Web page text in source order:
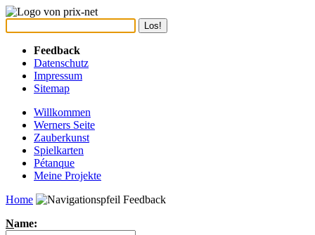
Feedback
Datenschutz
Impressum
Sitemap
Willkommen
Werners Seite
Zauberkunst
Spielkarten
Pétanque
Meine Projekte
Home
Feedback
Name: